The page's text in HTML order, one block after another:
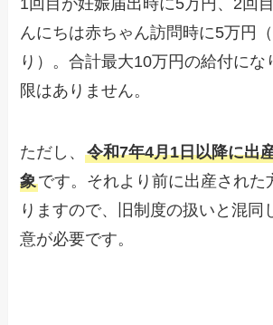
んにちは赤ちゃん訪問時に5万円
り）。合計最大10万円の給付にな
限はありません。
ただし、令和7年4月1日以降に出
象です。それより前に出産された
りますので、旧制度の扱いと混同
意が必要です。